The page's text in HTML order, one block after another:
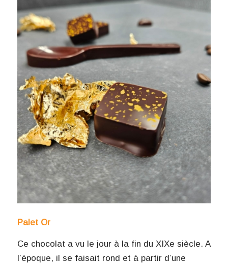
Palet Or
Ce chocolat a vu le jour à la fin du XIXe siècle. A
l’époque, il se faisait rond et à partir d’une